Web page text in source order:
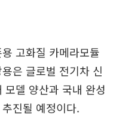
고화질 카메라모듈
은 글로벌 전기차 신
델 양산과 국내 완성
진될 예정이다.